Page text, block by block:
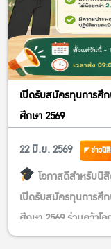
– สำเนาบัตรนิสิต (1
ติดต่อ: งานบริกา
(ประกาศวันสัมภาษณ์ใ
#ทุนช่วยงาน #เศรษฐ
เปิดรับสมัครทุนการศึ
ศึกษา 2569
22 มิ.ย. 2569
ข่าวนิ
โอกาสดีสำหรับนิ
เปิดรับสมัครทุนการศึ
ศึกษา 2569 ร่วมคว้าโ
ความสำเร็จไปด้วยกัน